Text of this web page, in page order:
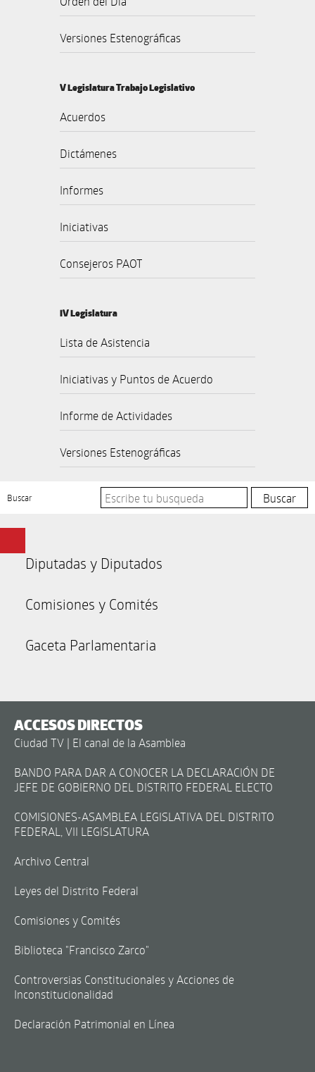
Versiones Estenográficas
V Legislatura Trabajo Legislativo
Acuerdos
Dictámenes
Informes
Iniciativas
Consejeros PAOT
IV Legislatura
Lista de Asistencia
Iniciativas y Puntos de Acuerdo
Informe de Actividades
Versiones Estenográficas
Buscar
Diputadas y Diputados
Comisiones y Comités
Gaceta Parlamentaria
ACCESOS DIRECTOS
Ciudad TV | El canal de la Asamblea
BANDO PARA DAR A CONOCER LA DECLARACIÓN DE
JEFE DE GOBIERNO DEL DISTRITO FEDERAL ELECTO
COMISIONES-ASAMBLEA LEGISLATIVA DEL DISTRITO
FEDERAL, VII LEGISLATURA
Archivo Central
Leyes del Distrito Federal
Comisiones y Comités
Biblioteca "Francisco Zarco"
Controversias Constitucionales y Acciones de
Inconstitucionalidad
Declaración Patrimonial en Línea